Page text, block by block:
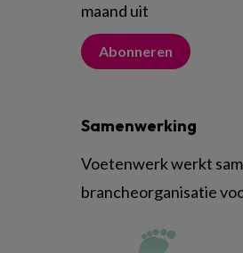
maand uit
Abonneren
Samenwerking
Voetenwerk werkt
brancheorganisatie